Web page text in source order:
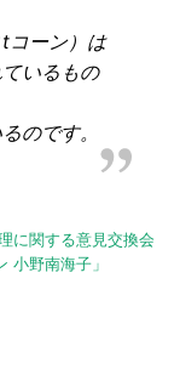
コーン）は
いるもの
のです。
に関する意見交換会
小野南海子」